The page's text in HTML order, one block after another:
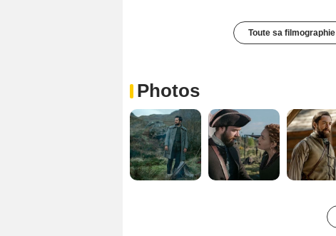
Toute sa filmographie
Photos